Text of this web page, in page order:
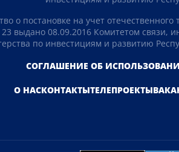
о постановке на учет отечественного
выдано 08.09.2016 Комитетом связи,
по инвестициям и развитию
СОГЛАШЕНИЕ ОБ
О НАСКОНТАКТЫТЕЛЕПРОЕКТЫ